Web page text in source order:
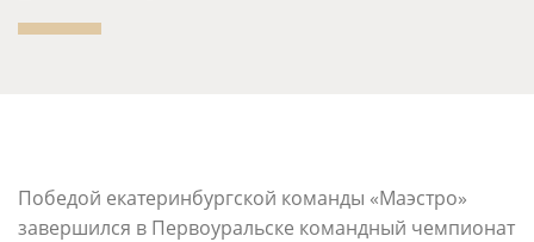
Победой екатеринбургской команды «Маэстро»
завершился в Первоуральске командный чемпионат